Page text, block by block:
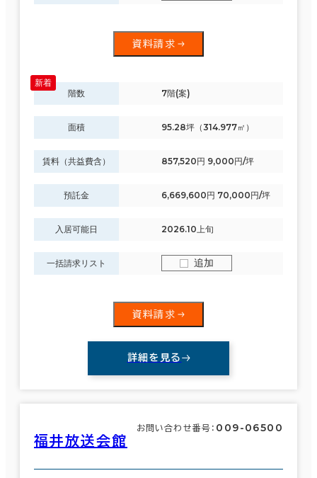
資料請求
階数 7階(案)
面積 95.28坪（314.977㎡）
賃料（共益費含） 857,520円 9,000円/坪
預託金 6,669,600円 70,000円/坪
入居可能日 2026.10上旬
一括請求リスト 追加
資料請求
詳細を見る
福井放送会館
お問い合わせ番号： 009-06500